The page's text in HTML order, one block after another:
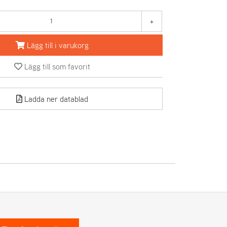
+
Lägg till i varukorg
Lägg till som favorit
Ladda ner datablad